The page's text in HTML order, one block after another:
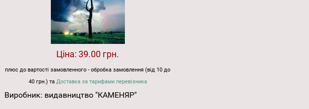
Ціна: 39.00 грн.
плюс до вартості замовленного - обробка замовлення (від 10 до
40 грн.) та Доставка за тарифами перевізника
Виробник: видавництво "КАМЕНЯР"